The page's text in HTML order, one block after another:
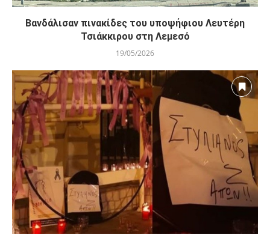
Βανδάλισαν πινακίδες του υποψήφιου Λευτέρη
Τσιάκκιρου στη Λεμεσό
19/05/2026